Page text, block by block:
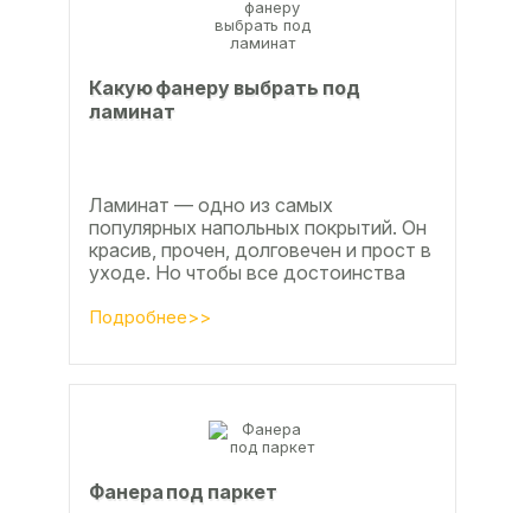
Какую фанеру выбрать под
ламинат
Ламинат — одно из самых
популярных напольных покрытий. Он
красив, прочен, долговечен и прост в
уходе. Но чтобы все достоинства
раскрылись, важно...
Подробнее>>
Фанера под паркет